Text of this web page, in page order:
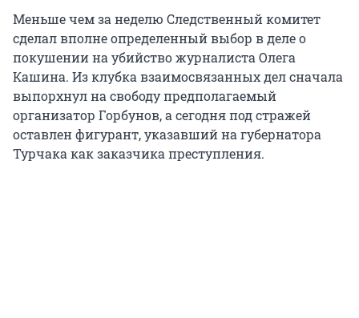
Меньше чем за неделю Следственный комитет
сделал вполне определенный выбор в деле о
покушении на убийство журналиста Олега
Кашина. Из клубка взаимосвязанных дел сначала
выпорхнул на свободу предполагаемый
организатор Горбунов, а сегодня под стражей
оставлен фигурант, указавший на губернатора
Турчака как заказчика преступления.